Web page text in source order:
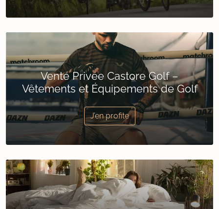
Vente Privée Castore Golf –
Vêtements et Équipements de Golf
J’en profite